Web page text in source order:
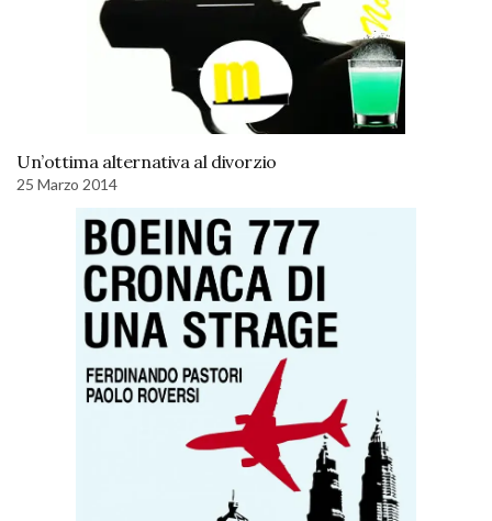
Un’ottima alternativa al divorzio
25 Marzo 2014